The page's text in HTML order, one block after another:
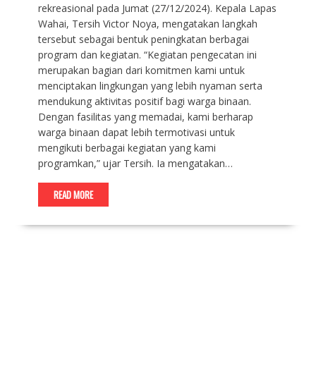
rekreasional pada Jumat (27/12/2024). Kepala Lapas
Wahai, Tersih Victor Noya, mengatakan langkah
tersebut sebagai bentuk peningkatan berbagai
program dan kegiatan. “Kegiatan pengecatan ini
merupakan bagian dari komitmen kami untuk
menciptakan lingkungan yang lebih nyaman serta
mendukung aktivitas positif bagi warga binaan.
Dengan fasilitas yang memadai, kami berharap
warga binaan dapat lebih termotivasi untuk
mengikuti berbagai kegiatan yang kami
programkan,” ujar Tersih. Ia mengatakan…
READ MORE